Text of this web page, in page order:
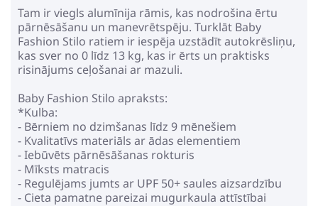
Tam ir viegls alumīnija rāmis, kas nodrošina ērtu
pārnēsāšanu un manevrētspēju. Turklāt Baby
Fashion Stilo ratiem ir iespēja uzstādīt autokrēsliņu,
kas sver no 0 līdz 13 kg, kas ir ērts un praktisks
risinājums ceļošanai ar mazuli.
Baby Fashion Stilo apraksts:
*Kulba:
- Bērniem no dzimšanas līdz 9 mēnešiem
- Kvalitatīvs materiāls ar ādas elementiem
- Iebūvēts pārnēsāšanas rokturis
- Mīksts matracis
- Regulējams jumts ar UPF 50+ saules aizsardzību
- Cieta pamatne pareizai mugurkaula attīstībai